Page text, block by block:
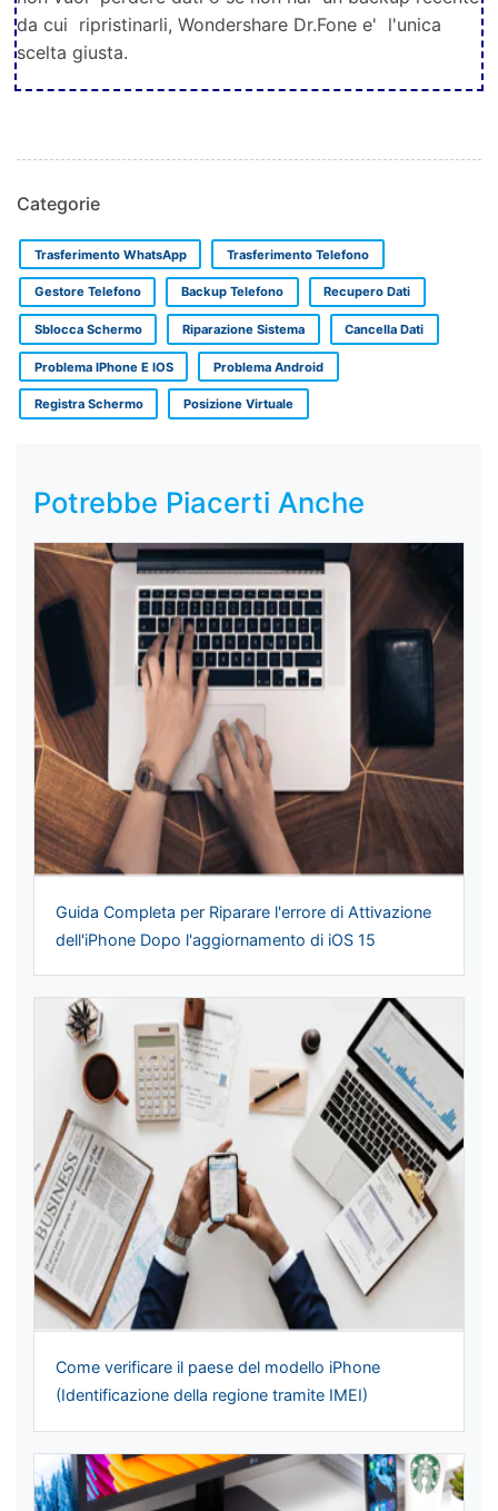
da cui ripristinarli, Wondershare Dr.Fone e' l'unica
scelta giusta.
Categorie
Trasferimento WhatsApp Trasferimento Telefono
Gestore Telefono Backup Telefono Recupero Dati
Sblocca Schermo Riparazione Sistema Cancella Dati
Problema IPhone E IOS Problema Android
Registra Schermo Posizione Virtuale
Potrebbe Piacerti Anche
Guida Completa per Riparare l'errore di Attivazione
dell'iPhone Dopo l'aggiornamento di iOS 15
Come verificare il paese del modello iPhone
(Identificazione della regione tramite IMEI)